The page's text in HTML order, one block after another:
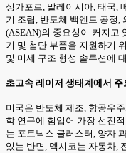
싱가포르, 말레이시아, 태국,
기 조립, 반도체 백엔드 공정,
(ASEAN)의 중요성이 커지고
기 및 첨단 부품을 지원하기
및 미세 구조 형성 솔루션에
초고속 레이저 생태계에서
미국은 반도체 제조, 항공우
학 연구에 힘입어 가장 선진
는 포토닉스 클러스터, 양자
있는 반면, 멕시코는 자동차,